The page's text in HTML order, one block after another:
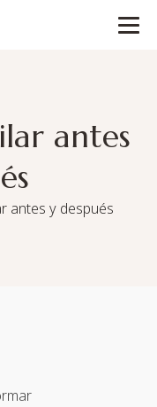
antes
antes y después